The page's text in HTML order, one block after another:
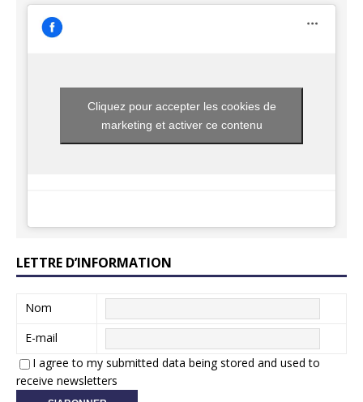
Cliquez pour accepter les cookies de
marketing et activer ce contenu
LETTRE D’INFORMATION
Nom
E-mail
I agree to my submitted data being stored and used to
receive newsletters